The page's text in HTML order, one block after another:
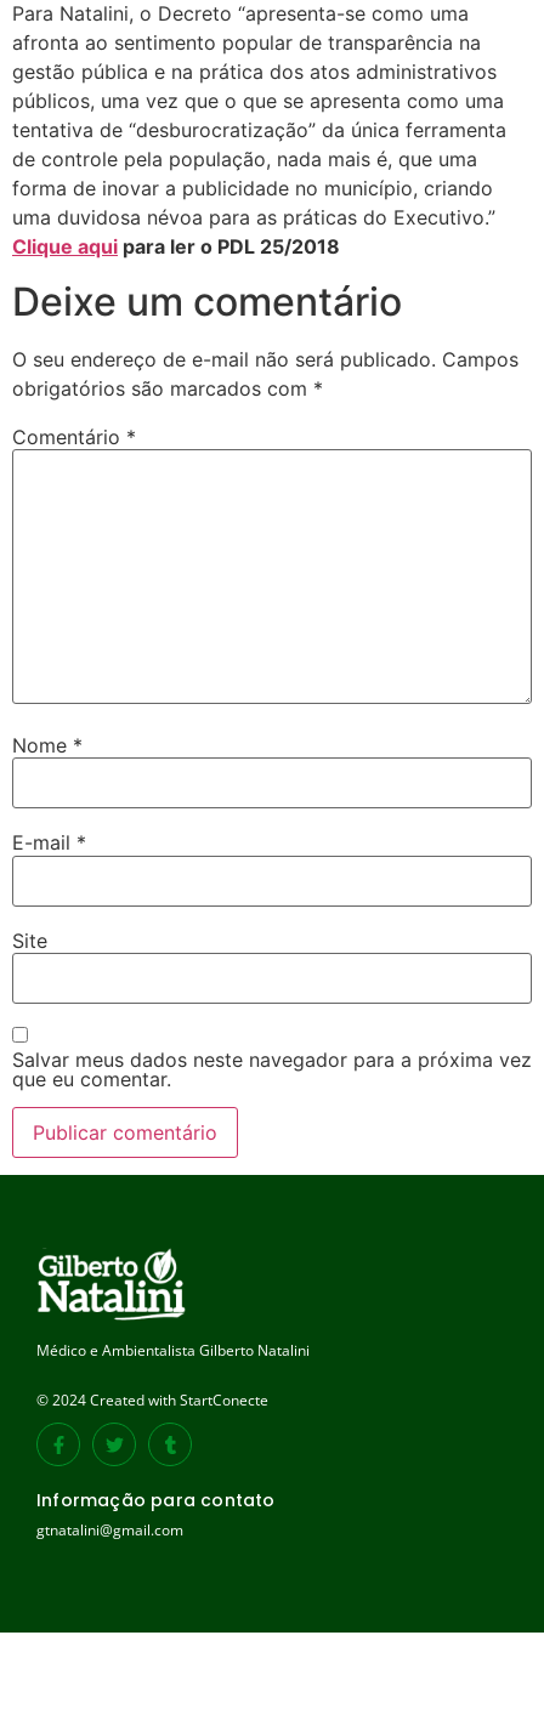
Para Natalini, o Decreto “apresenta-se como uma
afronta ao sentimento popular de transparência na
gestão pública e na prática dos atos administrativos
públicos, uma vez que o que se apresenta como uma
tentativa de “desburocratização” da única ferramenta
de controle pela população, nada mais é, que uma
forma de inovar a publicidade no município, criando
uma duvidosa névoa para as práticas do Executivo.”
Clique aqui para ler o PDL 25/2018
Deixe um comentário
O seu endereço de e-mail não será publicado. Campos
obrigatórios são marcados com *
Comentário *
Nome *
E-mail *
Site
Salvar meus dados neste navegador para a próxima vez
que eu comentar.
Médico e Ambientalista Gilberto Natalini
© 2024 Created with StartConecte
Informação para contato
gtnatalini@gmail.com